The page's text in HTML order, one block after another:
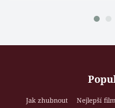
Jak zhubnout Nejlepší